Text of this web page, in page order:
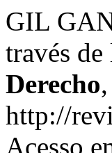
GIL
través de
Derecho,
http://
Acesso